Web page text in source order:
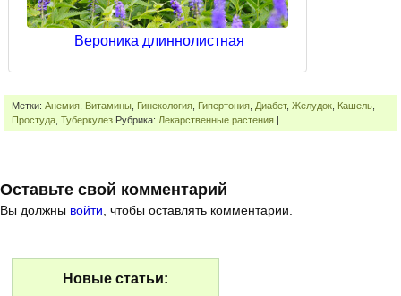
Вероника длиннолистная
Метки: Анемия Витамины Гинекология Гипертония Диабет, Желудок Кашель
Простуда Туберкулез Рубрика: Лекарственные растения
Оставьте свой комментарий
Вы должны войти, чтобы оставлять комментарии.
Новые статьи: